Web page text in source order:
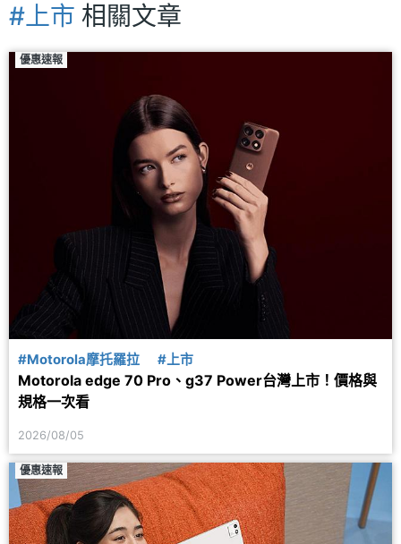
#上市 相關文章
優惠速報
#Motorola摩托羅拉 #上市
Motorola edge 70 Pro、g37 Power台灣上市！價格與
規格一次看
2026/08/05
優惠速報